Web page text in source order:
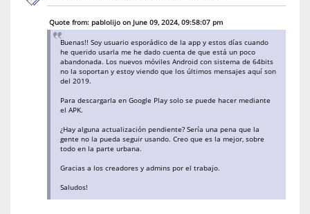
Quote from: pablolijo on June 09, 2024, 09:58:07 pm
Buenas!! Soy usuario esporádico de la app y estos días cuando
he querido usarla me he dado cuenta de que está un poco
abandonada. Los nuevos móviles Android con sistema de 64bits
no la soportan y estoy viendo que los últimos mensajes aquí son
del 2019.
Para descargarla en Google Play solo se puede hacer mediante
el APK.
¿Hay alguna actualización pendiente? Sería una pena que la
gente no la pueda seguir usando. Creo que es la mejor, sobre
todo en la parte urbana.
Gracias a los creadores y admins por el trabajo.
Saludos!